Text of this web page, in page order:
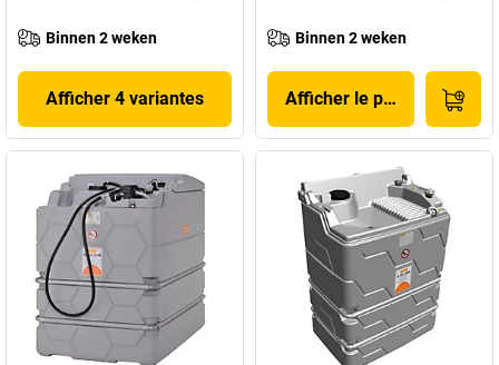
Binnen 2 weken
Afficher 4 variantes
Binnen 2 weken
Afficher le produit